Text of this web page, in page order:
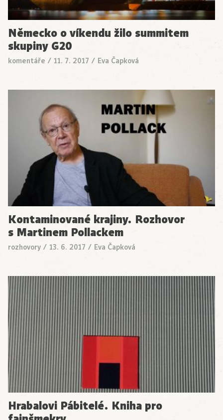
Německo o víkendu žilo summitem
skupiny G20
komentáře / 11. 7. 2017 / Eva Čapková
Kontaminované krajiny. Rozhovor
s Martinem Pollackem
rozhovory / 13. 6. 2017 / Eva Čapková
Hrabalovi Pábitelé. Kniha pro